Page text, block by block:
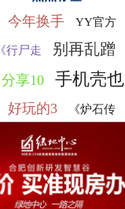
今年换手 YY官方
《行尸走 别再乱蹭
分享10 手机壳也
好玩的3 《炉石传